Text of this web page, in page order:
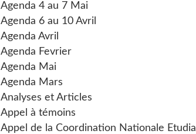
Agenda 4 au 7 Mai
Agenda 6 au 10 Avril
Agenda Avril
Agenda Fevrier
Agenda Mai
Agenda Mars
Analyses et Articles
Appel à témoins
Appel de la Coordination Nationale